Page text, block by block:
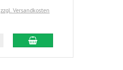
zzgl. Versandkosten
In den Warenkorb